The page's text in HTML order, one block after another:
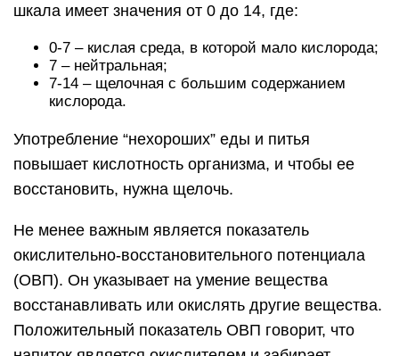
шкала имеет значения от 0 до 14, где:
0-7 – кислая среда, в которой мало кислорода;
7 – нейтральная;
7-14 – щелочная с большим содержанием
кислорода.
Употребление “нехороших” еды и питья
повышает кислотность организма, и чтобы ее
восстановить, нужна щелочь.
Не менее важным является показатель
окислительно-восстановительного потенциала
(ОВП). Он указывает на умение вещества
восстанавливать или окислять другие вещества.
Положительный показатель ОВП говорит, что